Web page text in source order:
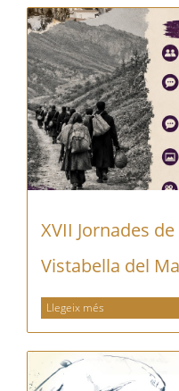
XVII Jornades
Vistabella del
Llegeix més